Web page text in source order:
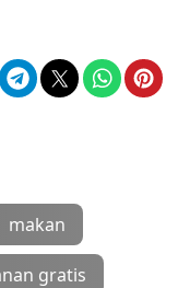
makan
gratis